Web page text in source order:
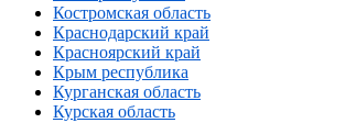
Костромская область
Краснодарский край
Красноярский край
Крым республика
Курганская область
Курская область